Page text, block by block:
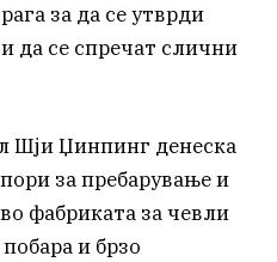
за да се утврди
да се спречат слични
Шји Џинпинг денеска
за пребарување и
фабриката за чевли
и брзо